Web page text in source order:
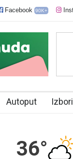
Facebook 90K+
Autoput Izbori
36°